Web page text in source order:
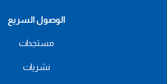
الوصول السريع
مستجدات
نشريات